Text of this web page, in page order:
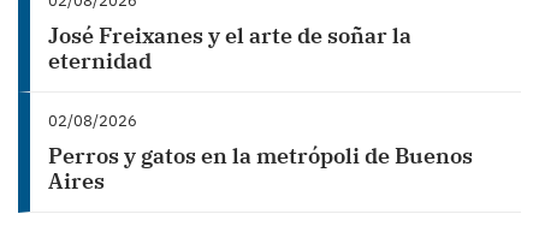
José Freixanes y el arte de soñar la
eternidad
02/08/2026
Perros y gatos en la metrópoli de Buenos
Aires